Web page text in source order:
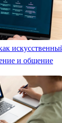
и общение